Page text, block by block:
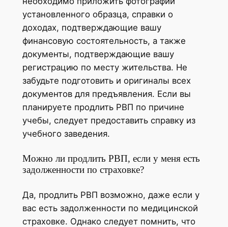
установленного образца, справки о
доходах, подтверждающие вашу
финансовую состоятельность, а также
документы, подтверждающие вашу
регистрацию по месту жительства. Не
забудьте подготовить и оригиналы всех
документов для предъявления. Если вы
планируете продлить РВП по причине
учебы, следует предоставить справку из
учебного заведения.
Можно ли продлить РВП, если у меня есть
задолженности по страховке?
Да, продлить РВП возможно, даже если у
вас есть задолженности по медицинской
страховке. Однако следует помнить, что